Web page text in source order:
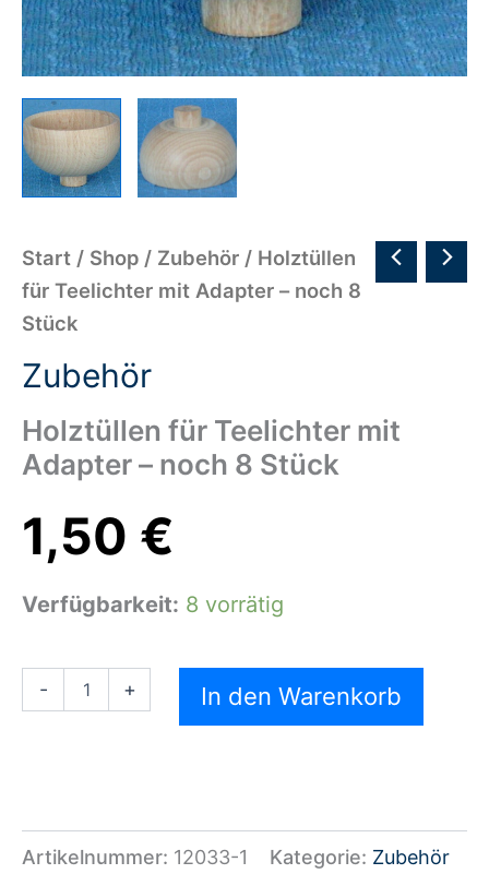
Start / Shop / Zubehör / Holztüllen
für Teelichter mit Adapter – noch 8
Stück
Zubehör
Holztüllen für Teelichter mit
Adapter – noch 8 Stück
1,50 €
Verfügbarkeit: 8 vorrätig
- + In den Warenkorb
Artikelnummer: 12033-1 Kategorie: Zubehör